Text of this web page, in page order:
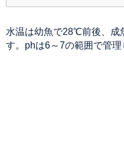
水温は幼魚で28℃前後、
す。phは6～7の範囲で管理